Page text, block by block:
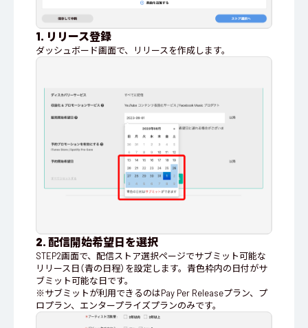
1. リリース登録
ダッシュボード画面で、リリースを作成します。
2. 配信開始希望日を選択
STEP2画面で、配信ストア選択ページでサブミット可能な
リリース日（青の日程）を設定します。青色枠内の日付がサ
ブミット可能な日です。
※サブミットが利用できるのはPay Per Releaseプラン、プ
ロプラン、エンタープライズプランのみです。